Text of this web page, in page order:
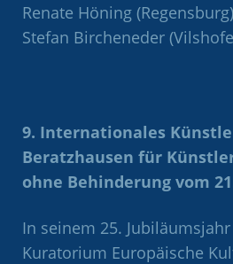
Renate Höning (Regensburg)
Stefan Bircheneder
9. Internationales
Beratzhausen für
ohne Behinderung vom
In seinem 25.
Kuratorium Europäische